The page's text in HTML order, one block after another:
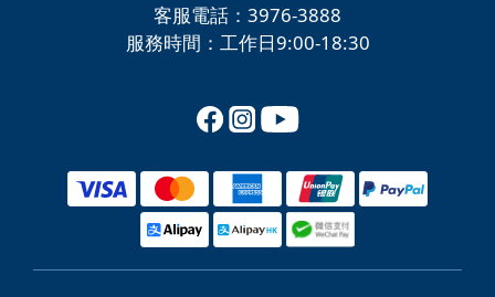
客服電話：3976-3888
服務時間：工作日9:00-18:30